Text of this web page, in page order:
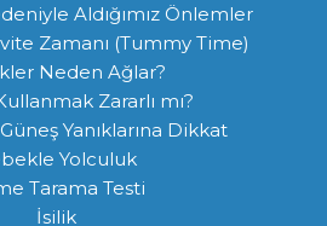
Aldığımız Önlemler
Zamanı (Tummy Time)
Neden Ağlar?
Zararlı mı?
Yanıklarına Dikkat
Yolculuk
Tarama Testi
İsilik